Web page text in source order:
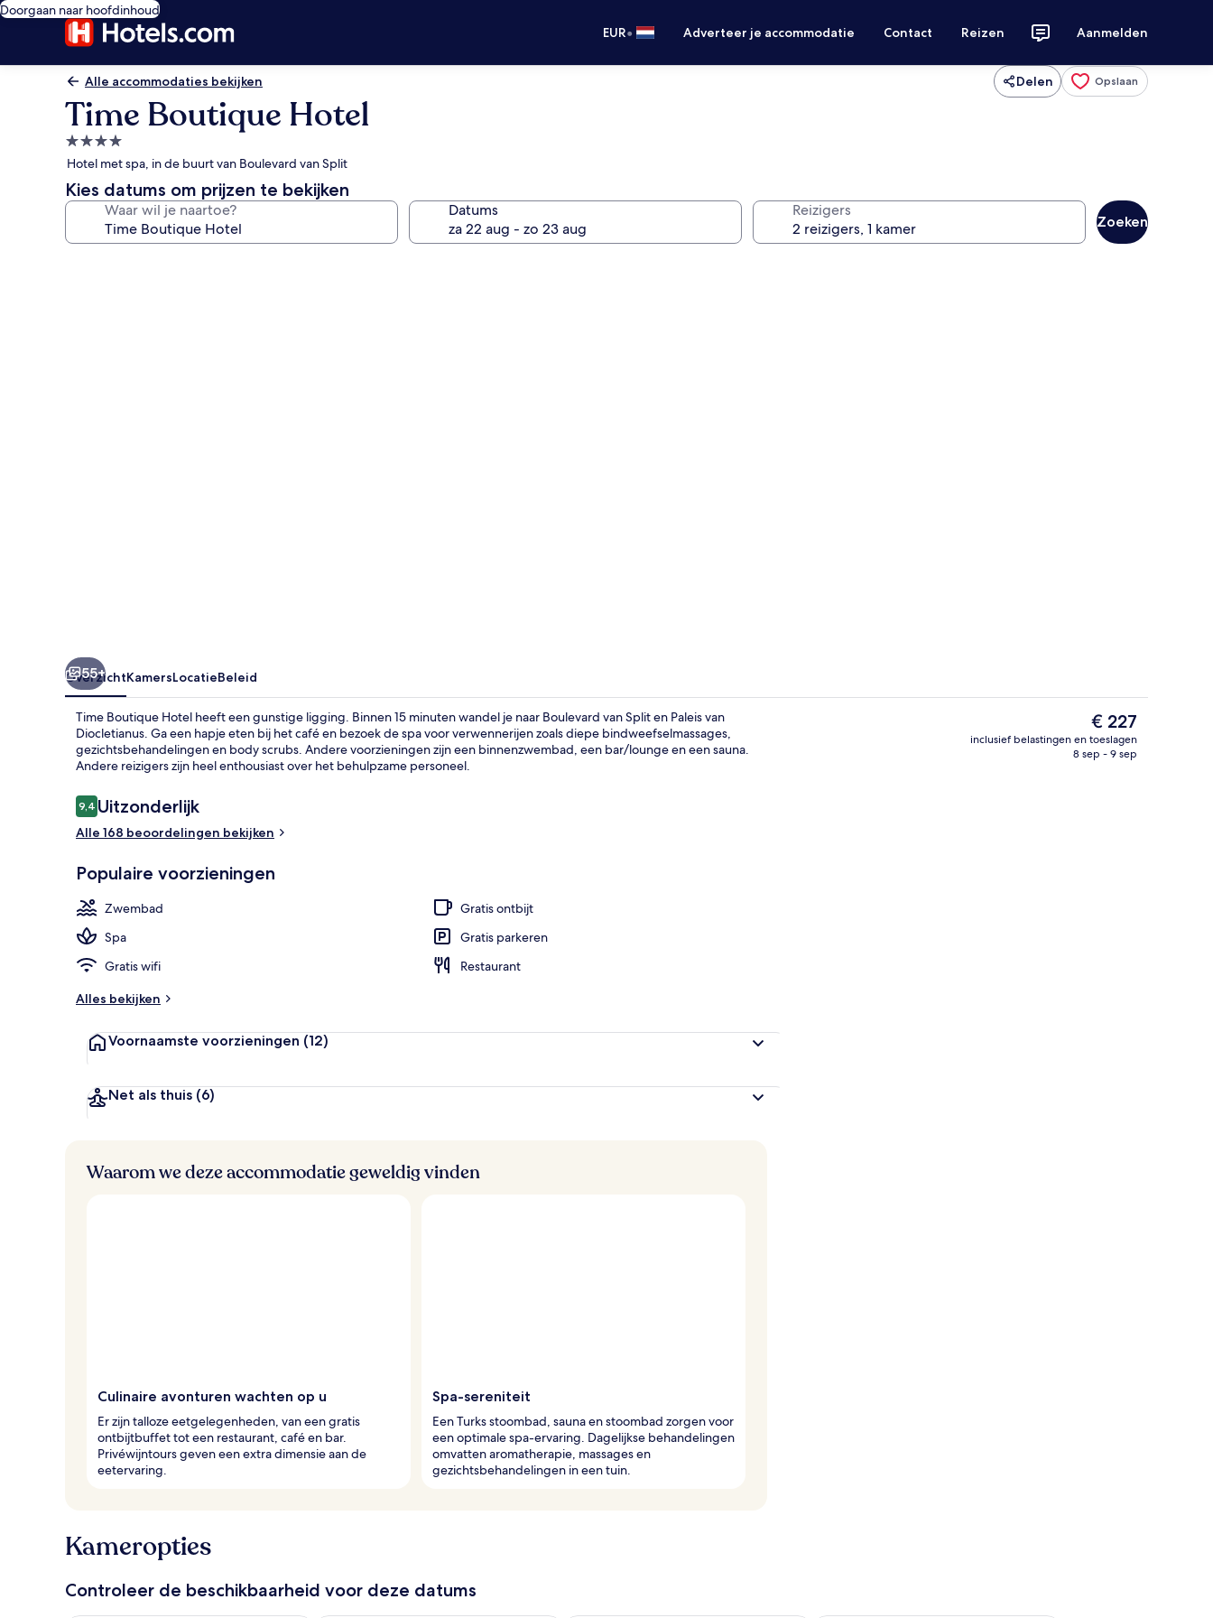
Doorgaan naar hoofdinhoud
EUR• Adverteer je accommodatie Contact Reizen Aanmelden
Alle accommodaties bekijken Delen Opslaan
Time Boutique Hotel
4.0-
sterrenaccommodatie
Hotel met spa, in de buurt van Boulevard van Split
Kies datums om prijzen te bekijken
Waar wil je naartoe? Datums Reizigers
Zoeken
55+
OverzichtKamersLocatieBeleid
Time Boutique Hotel heeft een gunstige ligging. Binnen 15 minuten wandel je naar Boulevard van Split en Paleis van
Diocletianus. Ga een hapje eten bij het café en bezoek de spa voor verwennerijen zoals diepe bindweefselmassages,
gezichtsbehandelingen en body scrubs. Andere voorzieningen zijn een binnenzwembad, een bar/lounge en een sauna.
Andere reizigers zijn heel enthousiast over het behulpzame personeel.
Beoordelingen
9,49,4 op 10 –
Uitzonderlijk
Alle 168 beoordelingen bekijken
Populaire voorzieningen
Zwembad
Gratis ontbijt
Spa
Gratis parkeren
Gratis wifi
Restaurant
Alles bekijken
Voornaamste voorzieningen (12)
Net als thuis (6)
De
huidige
prijs
€ 227
inclusief belastingen en toeslagen
8 sep - 9 sep
Waarom we deze accommodatie geweldig vinden
Culinaire avonturen wachten op u
Er zijn talloze eetgelegenheden, van een gratis
ontbijtbuffet tot een restaurant, café en bar.
Privéwijntours geven een extra dimensie aan de
eetervaring.
Spa-sereniteit
Een Turks stoombad, sauna en stoombad zorgen voor
een optimale spa-ervaring. Dagelijkse behandelingen
omvatten aromatherapie, massages en
gezichtsbehandelingen in een tuin.
Kameropties
Controleer de beschikbaarheid voor deze datums